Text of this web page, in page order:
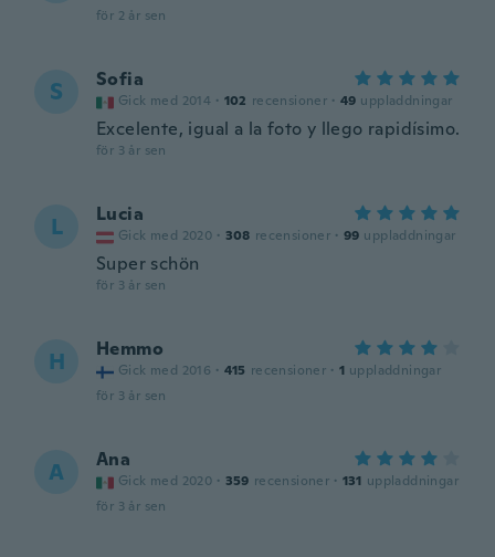
för 2 år sen
S Sofia
Gick med 2014 · 102 recensioner · 49 uppladdningar
Excelente, igual a la foto y llego rapidísimo.
för 3 år sen
L Lucia
Gick med 2020 · 308 recensioner · 99 uppladdningar
Super schön
för 3 år sen
H Hemmo
Gick med 2016 · 415 recensioner · 1 uppladdningar
för 3 år sen
A Ana
Gick med 2020 · 359 recensioner · 131 uppladdningar
för 3 år sen